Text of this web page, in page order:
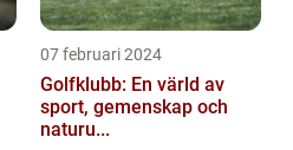
07 februari 2024
Golfklubb: En värld av
sport, gemenskap och
naturu...